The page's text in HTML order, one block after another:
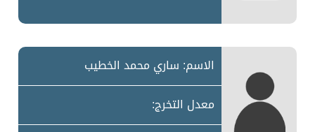
الاسم: ساري محمد الخطيب
معدل التخرج: